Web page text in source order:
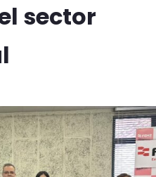
sector